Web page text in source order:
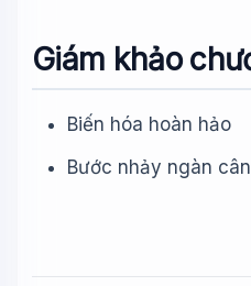
Giám khảo
Biến hóa hoàn hảo
Bước nhảy ngàn